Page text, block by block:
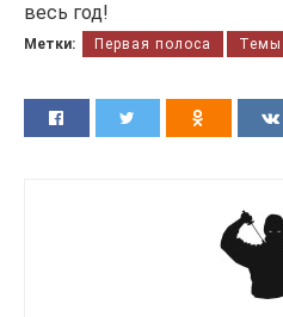
весь год!
Метки: Первая полоса Темы